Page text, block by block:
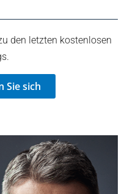
den letzten kostenlosen
Sie sich